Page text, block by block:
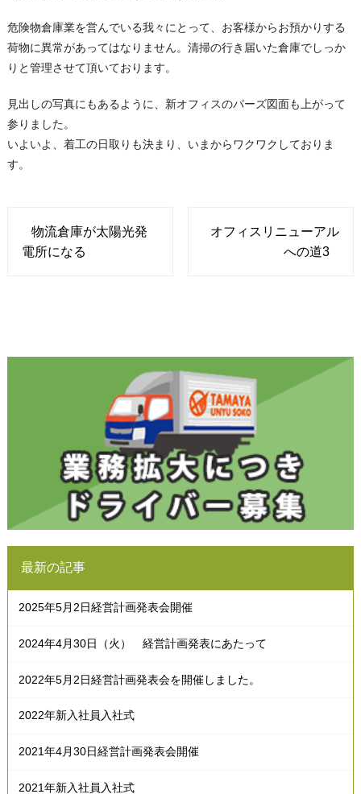
危険物倉庫業を営んでいる我々にとって、お客様からお預かりする
荷物に異常があってはなりません。清掃の行き届いた倉庫でしっか
りと管理させて頂いております。
見出しの写真にもあるように、新オフィスのパーズ図面も上がって
参りました。
いよいよ、着工の日取りも決まり、いまからワクワクしておりま
す。
物流倉庫が太陽光発
電所になる
オフィスリニューアル
への道3
最新の記事
2025年5月2日経営計画発表会開催
2024年4月30日（火） 経営計画発表にあたって
2022年5月2日経営計画発表会を開催しました。
2022年新入社員入社式
2021年4月30日経営計画発表会開催
2021年新入社員入社式